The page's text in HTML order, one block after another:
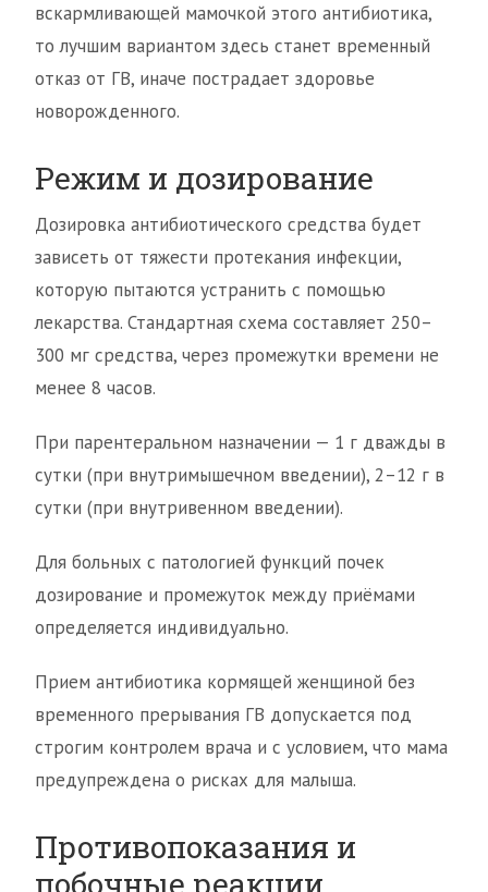
вскармливающей мамочкой этого антибиотика,
то лучшим вариантом здесь станет временный
отказ от ГВ, иначе пострадает здоровье
новорожденного.
Режим и дозирование
Дозировка антибиотического средства будет
зависеть от тяжести протекания инфекции,
которую пытаются устранить с помощью
лекарства. Стандартная схема составляет 250–
300 мг средства, через промежутки времени не
менее 8 часов.
При парентеральном назначении — 1 г дважды в
сутки (при внутримышечном введении), 2–12 г в
сутки (при внутривенном введении).
Для больных с патологией функций почек
дозирование и промежуток между приёмами
определяется индивидуально.
Прием антибиотика кормящей женщиной без
временного прерывания ГВ допускается под
строгим контролем врача и с условием, что мама
предупреждена о рисках для малыша.
Противопоказания и